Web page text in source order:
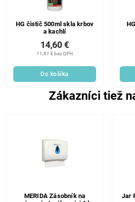
HG čistič 500ml skla krbov
a kachlí
11,87 € bez DPH
14,60 €
Do košíka
Zákazníci tiež
MERIDA Zásobník na
Jar